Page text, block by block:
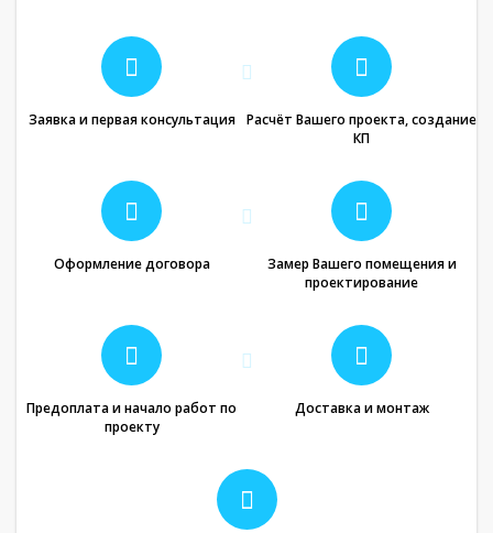
Заявка и первая консультация
Расчёт Вашего проекта, создание
КП
Оформление договора
Замер Вашего помещения и
проектирование
Предоплата и начало работ по
проекту
Доставка и монтаж